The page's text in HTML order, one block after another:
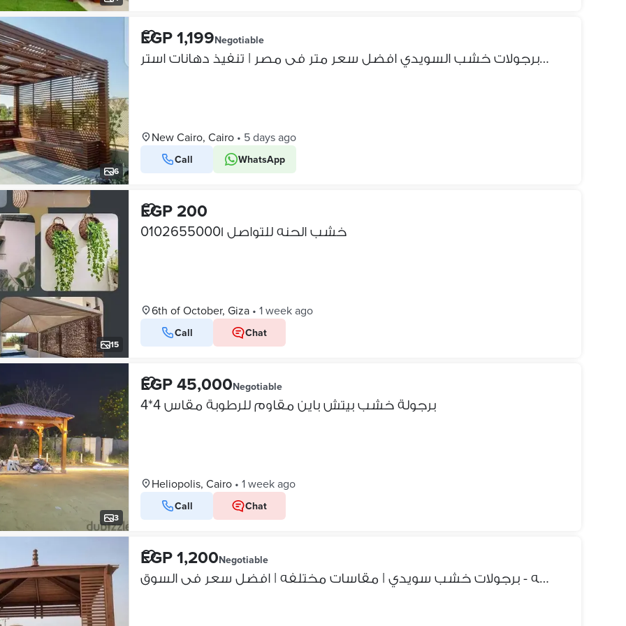
6
EGP 1,199Negotiable
برجوله برجولات خشب السويدي افضل سعر متر فى مصر | تنفيذ دهانات استر
New Cairo, Cairo • 5 days ago
Call WhatsApp
15
EGP 200
خشب الحنه للتواصل 0102655000١
6th of October, Giza • 1 week ago
Call Chat
3
EGP 45,000Negotiable
برجولة خشب بيتش باين مقاوم للرطوبة مقاس 4*4
Heliopolis, Cairo • 1 week ago
Call Chat
EGP 1,200Negotiable
برجوله - برجولات خشب سويدي | مقاسات مختلفه | افضل سعر فى السوق